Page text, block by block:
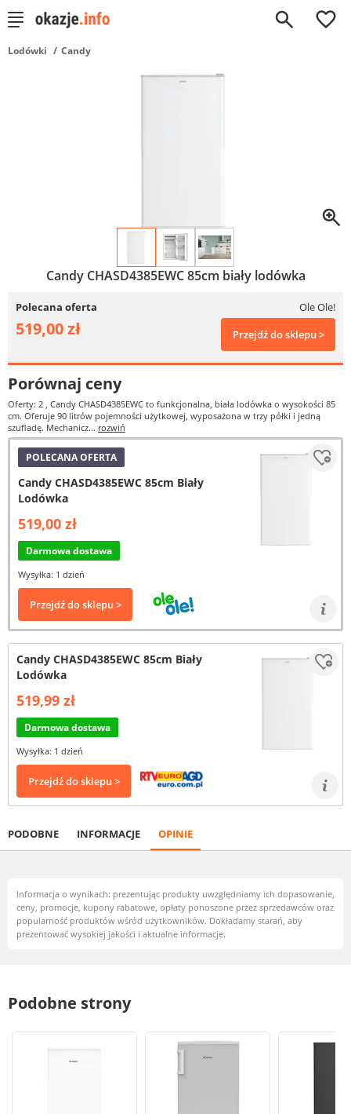
0
Lodówki Candy
Candy CHASD4385EWC 85cm biały lodówka
Polecana oferta Ole Ole!
519,00 zł Przejdź do sklepu >
Porównaj ceny
Oferty: 2 , Candy CHASD4385EWC to funkcjonalna, biała lodówka o wysokości 85
cm. Oferuje 90 litrów pojemności użytkowej, wyposażona w trzy półki i jedną
szufladę. Mechanicz... rozwiń
POLECANA OFERTA
Candy CHASD4385EWC 85cm Biały
Lodówka
519,00 zł
Darmowa dostawa
Wysyłka: 1 dzień
Przejdź do sklepu >
Candy CHASD4385EWC 85cm Biały
Lodówka
519,99 zł
Darmowa dostawa
Wysyłka: 1 dzień
Przejdź do sklepu >
PODOBNE INFORMACJE OPINIE
Informacja o wynikach: prezentując produkty uwzględniamy ich dopasowanie,
ceny, promocje, kupony rabatowe, opłaty ponoszone przez sprzedawców oraz
popularność produktów wśród użytkowników. Dokładamy starań, aby
prezentować wysokiej jakości i aktualne informacje.
Podobne strony